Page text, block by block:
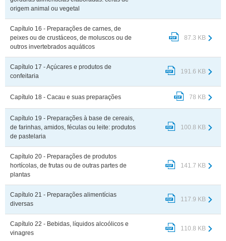
origem animal ou vegetal
Capítulo 16 - Preparações de carnes, de
peixes ou de crustáceos, de moluscos ou de
outros invertebrados aquáticos
87.3 KB
Capítulo 17 - Açúcares e produtos de
confeitaria
191.6 KB
Capítulo 18 - Cacau e suas preparações 78 KB
Capítulo 19 - Preparações à base de cereais,
de farinhas, amidos, féculas ou leite: produtos
de pastelaria
100.8 KB
Capítulo 20 - Preparações de produtos
hortícolas, de frutas ou de outras partes de
plantas
141.7 KB
Capítulo 21 - Preparações alimentícias
diversas
117.9 KB
Capítulo 22 - Bebidas, líquidos alcoólicos e
vinagres
110.8 KB